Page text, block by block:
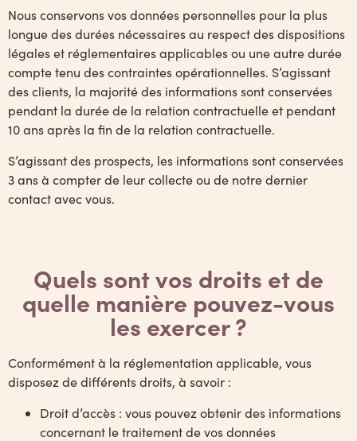
Nous conservons vos données personnelles pour la plus
longue des durées nécessaires au respect des dispositions
légales et réglementaires applicables ou une autre durée
compte tenu des contraintes opérationnelles. S’agissant
des clients, la majorité des informations sont conservées
pendant la durée de la relation contractuelle et pendant
10 ans après la fin de la relation contractuelle.
S’agissant des prospects, les informations sont conservées
3 ans à compter de leur collecte ou de notre dernier
contact avec vous.
Quels sont vos droits et de
quelle manière pouvez-vous
les exercer ?
Conformément à la réglementation applicable, vous
disposez de différents droits, à savoir :
Droit d’accès : vous pouvez obtenir des informations
concernant le traitement de vos données